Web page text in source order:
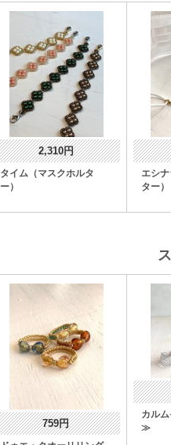
2,310円
タイム（マスクホルタ
ー）
エシ
ター）
759円
カル
≫